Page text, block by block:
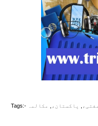
Tags:- , پاکستان، ,